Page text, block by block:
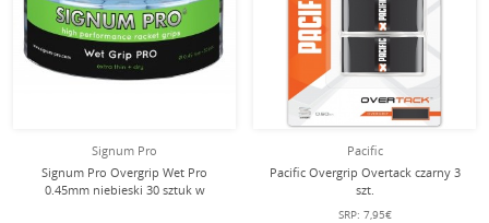
Signum Pro
Signum Pro Overgrip Wet Pro
0.45mm niebieski 30 sztuk w
Pacific
Pacific Overgrip Overtack czarny 3
szt.
SRP: 7,95€